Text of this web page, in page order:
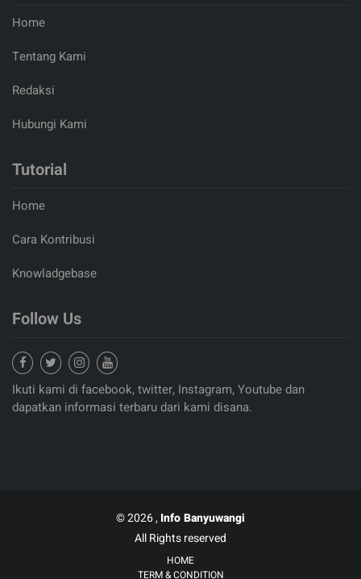
Home
Tentang Kami
Redaksi
Hubungi Kami
Tutorial
Home
Cara Kontribusi
Knowladgebase
Follow Us
Ikuti kami di facebook, twitter, Instagram, Youtube dan
dapatkan informasi terbaru dari kami disana.
© 2026 ,Info Banyuwangi
All Rights reserved
HOME
TERM & CONDITION